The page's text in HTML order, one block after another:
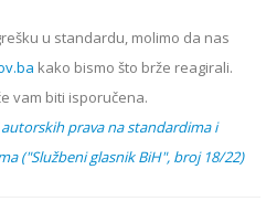
u standardu, molimo da nas
kako bismo što brže reagirali.
vam biti isporučena.
prava na standardima i
("Službeni glasnik BiH", broj 18/22)